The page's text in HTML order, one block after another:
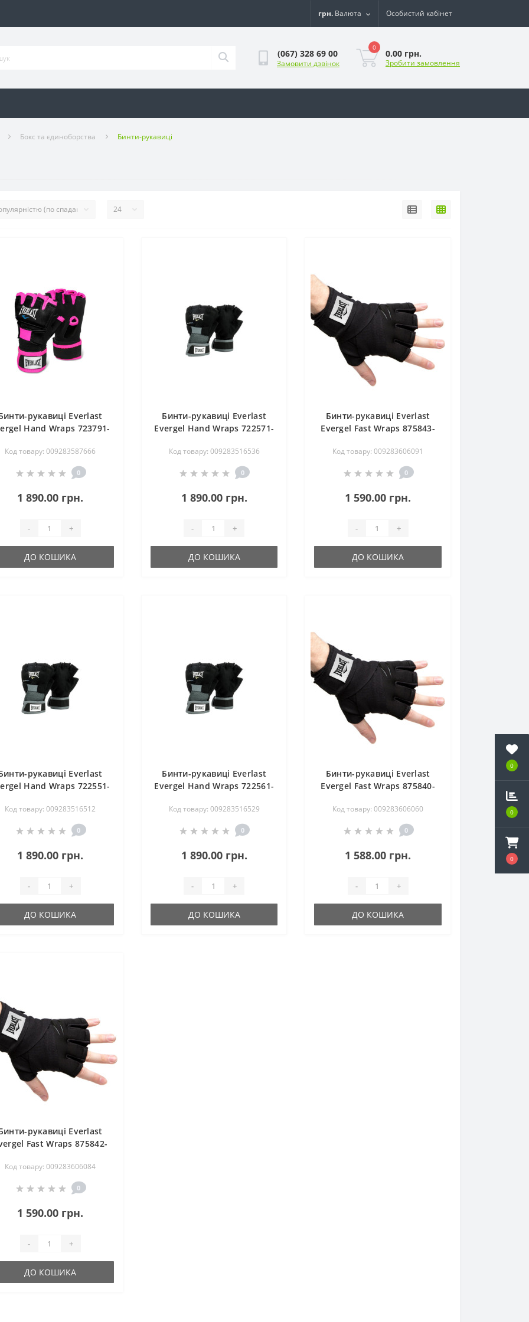
0
0
0
грн. Валюта Особистий кабінет
(067) 328 69 00
Замовити дзвінок
0
0.00 грн.
Зробити замовлення
Бокс та єдиноборства Бинти-рукавиці
рукавиці Everlast
Hand Wraps 723791-
(009283587666)
Код товару: 009283587666
0
1 890.00 грн.
- +
ДО КОШИКА
Бинти-рукавиці Everlast
Evergel Hand Wraps 722571-
(009283516536)
Код товару: 009283516536
0
1 890.00 грн.
- +
ДО КОШИКА
Бинти-рукавиці Everlast
Evergel Fast Wraps 875843-
(009283606091)
Код товару: 009283606091
0
1 590.00 грн.
- +
ДО КОШИКА
рукавиці Everlast
Hand Wraps 722551-
(009283516512)
Код товару: 009283516512
0
1 890.00 грн.
- +
ДО КОШИКА
Бинти-рукавиці Everlast
Evergel Hand Wraps 722561-
Код товару: 009283516529
0
1 890.00 грн.
- +
ДО КОШИКА
Бинти-рукавиці Everlast
Evergel Fast Wraps 875840-
Код товару: 009283606060
0
1 588.00 грн.
- +
ДО КОШИКА
рукавиці Everlast
Fast Wraps 875842-
Код товару: 009283606084
0
1 590.00 грн.
- +
ДО КОШИКА